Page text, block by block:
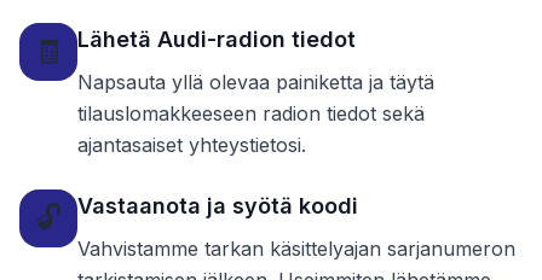
🧾 Lähetä Audi-radion tiedot
Napsauta yllä olevaa painiketta ja täytä
tilauslomakkeeseen radion tiedot sekä
ajantasaiset yhteystietosi.
🔓 Vastaanota ja syötä koodi
Vahvistamme tarkan käsittelyajan sarjanumeron